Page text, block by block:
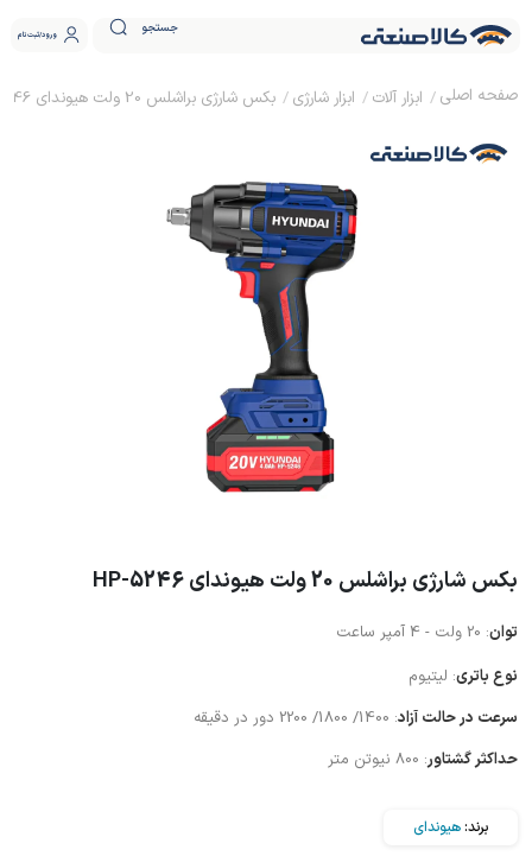
جستجو ورود ثبت نام
ابزار آلات ابزار شارژی بکس شارژی براشلس 20 ولت هیوندای HP-5246
بکس شارژی براشلس 20 ولت هیوندای HP-5246
توان: 20 ولت - 4 آمپر ساعت
نوع باتری: لیتیوم
سرعت در حالت آزاد: 1400/ 1800/ 2200 دور در دقیقه
حداکثر گشتاور: 800 نیوتن متر
برند:هیوندای